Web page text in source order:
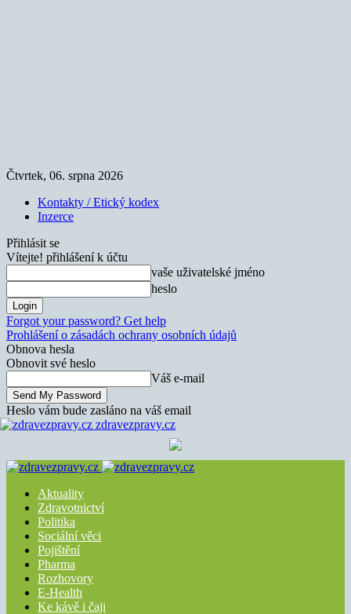
Čtvrtek, 06. srpna 2026
Kontakty / Etický kodex
Inzerce
Přihlásit se
Vítejte! přihlášení k účtu
vaše uživatelské jméno
heslo
Forgot your password? Get help
Prohlášení o zásadách ochrany osobních údajů
Obnova hesla
Obnovit své heslo
Váš e-mail
Heslo vám bude zasláno na váš email
zdravezpravy.cz
Aktuality
Zdravotnictví
Politika
Sociální věci
Pojištění
Pharma
Rozhovory
E-Health
Ke kávě i čaji